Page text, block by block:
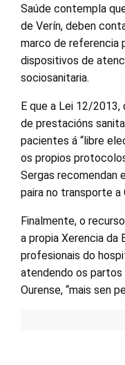
Saúde contempla
de Verín, deben
marco de referencia
dispositivos de
sociosanitaria.
E que a Lei 12/
de prestacións
pacientes á “libre
os propios
Sergas recomendan
paira no transporte a
Finalmente, o
a propia Xerencia da
profesionais do
atendendo os partos
Ourense, “mais sen